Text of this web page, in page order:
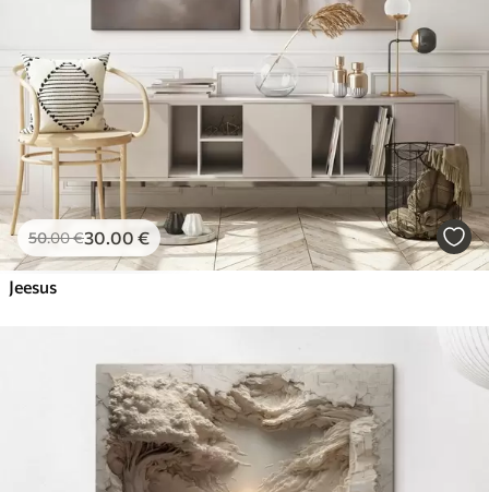
50.00€30.00 €
Jeesus